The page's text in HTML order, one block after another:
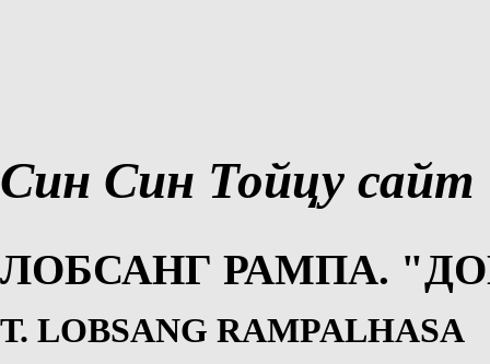
Син Син Тойцу сайт
ЛОБСАНГ РАМПА.
Т. LOBSANG RAMPALHASA